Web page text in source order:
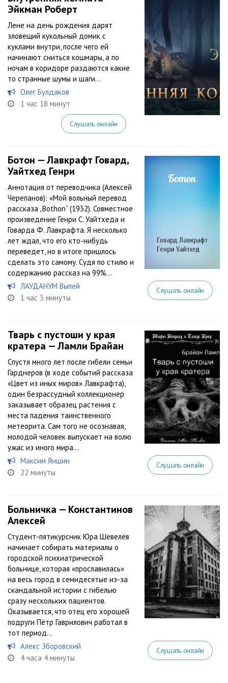
Эйкман Роберт
Лене на день рождения дарят
зловещий кукольный домик с
куклами внутри, после чего ей
начинают сниться кошмары, а по
ночам в коридоре раздаются какие
то странные шумы и шаги…
Олег Булдаков
1 час 18 минут
Слушать онлайн
Ботон — Лавкрафт Говард,
Уайтхед Генри
Аннотация от переводчика (Алексей
Черепанов): «Мой вольный перевод
рассказа „Bothon“ (1932). Совместное
произведение Генри С. Уайтхеда и
Говарда Ф. Лавкрафта. Я несколько
лет ждал, что его кто-нибудь
переведет, но в итоге пришлось
сделать это самому. Судя по стилю и
содержанию рассказ на 99%...
ЛАУДАНУМ Выпей
1 час 3 минуты
Слушать онлайн
Тварь с пустоши у края
кратера — Ламли Брайан
Спустя много лет после гибели семьи
Гарднеров (в ходе событий рассказа
«Цвет из иных миров» Лавкрафта),
один безрассудный коллекционер
заказывает образец растения с
места падения таинственного
метеорита. Сам того не осознавая,
молодой человек выпускает на волю
ужас из иного мира…
Максим Яншин
22 минуты
Слушать онлайн
Больничка — Константинов
Алексей
Студент-пятикурсник Юра Шевелёв
начинает собирать материалы о
городской психиатрической
больнице, которая «прославилась»
на весь город в семидесятые из-за
скандальной истории с гибелью
сразу нескольких пациентов.
Оказывается, что отец его хорошей
подруги Пётр Гаврилович работал в
тот период...
Алекс Зборовский
4 часа 4 минуты
Слушать онлайн